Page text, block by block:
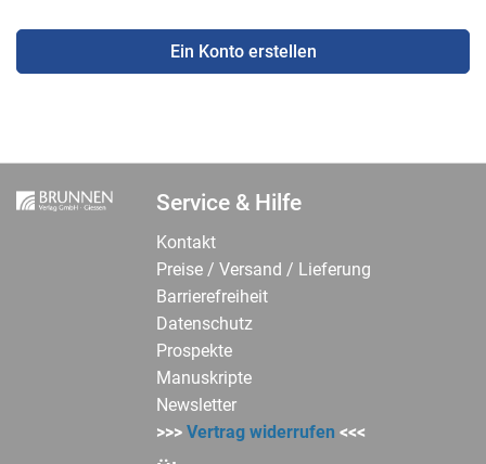
Ein Konto erstellen
Service & Hilfe
Kontakt
Preise / Versand / Lieferung
Barrierefreiheit
Datenschutz
Prospekte
Manuskripte
Newsletter
>>>Vertrag widerrufen <<<